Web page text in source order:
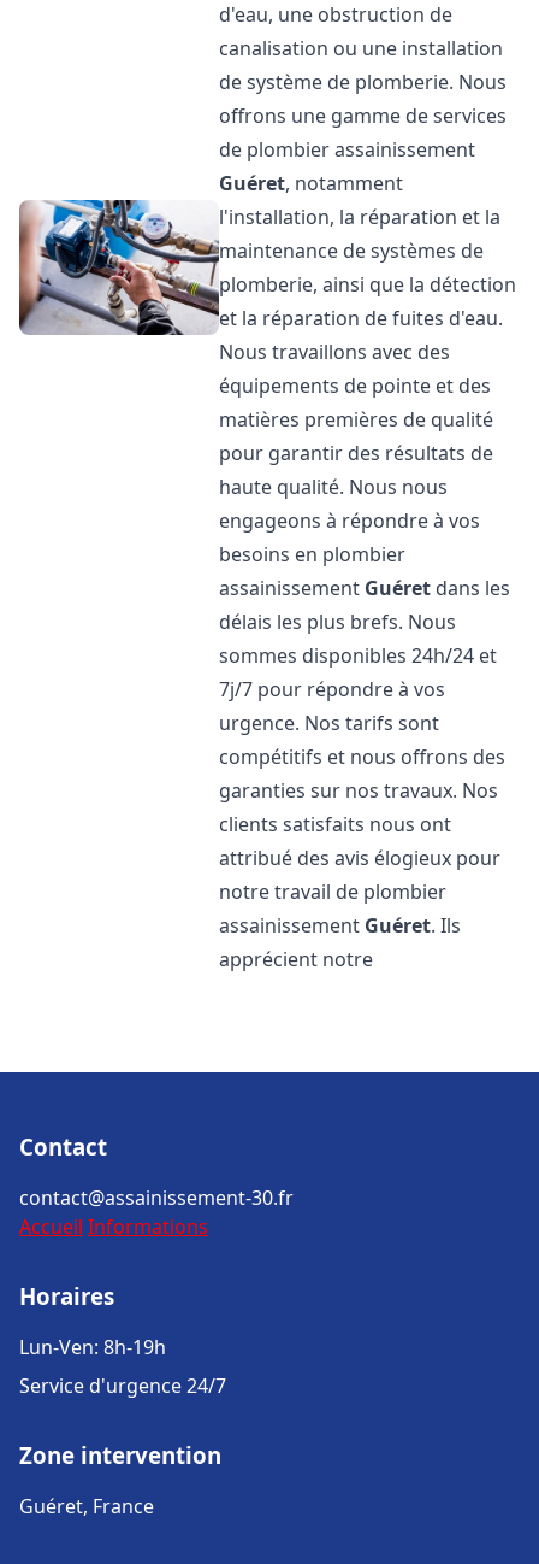
d'eau, une obstruction de
canalisation ou une installation
de système de plomberie. Nous
offrons une gamme de services
de plombier assainissement
Guéret, notamment
l'installation, la réparation et la
maintenance de systèmes de
plomberie, ainsi que la détection
et la réparation de fuites d'eau.
Nous travaillons avec des
équipements de pointe et des
matières premières de qualité
pour garantir des résultats de
haute qualité. Nous nous
engageons à répondre à vos
besoins en plombier
assainissement Guéret dans les
délais les plus brefs. Nous
sommes disponibles 24h/24 et
7j/7 pour répondre à vos
urgence. Nos tarifs sont
compétitifs et nous offrons des
garanties sur nos travaux. Nos
clients satisfaits nous ont
attribué des avis élogieux pour
notre travail de plombier
assainissement Guéret. Ils
apprécient notre
Contact
contact@assainissement-30.fr
Accueil Informations
Horaires
Lun-Ven: 8h-19h
Service d'urgence 24/7
Zone intervention
Guéret, France